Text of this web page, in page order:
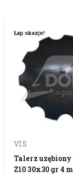
Łap okazje!
VIS
Talerz uzębiony
Z10 30x30 gr 4